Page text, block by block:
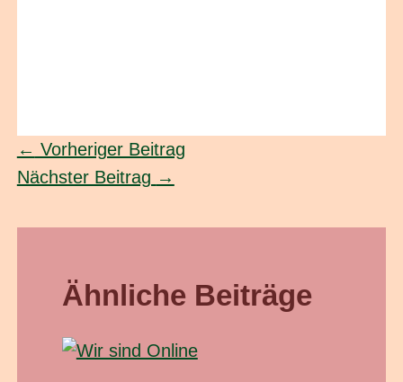
← Vorheriger Beitrag
Nächster Beitrag →
Ähnliche Beiträge